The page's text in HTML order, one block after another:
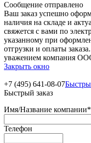
Сообщение отправлено
Ваш заказ успешно
наличия на складе и
свяжется с вами по
указанному при
отгрузки и оплаты
уважением компания
Закрыть окно
+7 (495) 641-08-07
Быстрый заказ
Имя/Название компании*
Телефон